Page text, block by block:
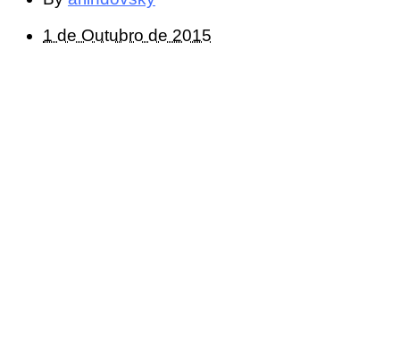
1 de Outubro de 2015